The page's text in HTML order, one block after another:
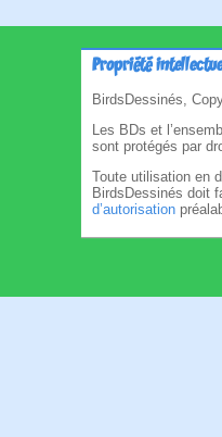
Propriété
BirdsDessinés,
Les BDs et
sont protégés par
Toute utilisation en
BirdsDessinés doit
d’autorisation